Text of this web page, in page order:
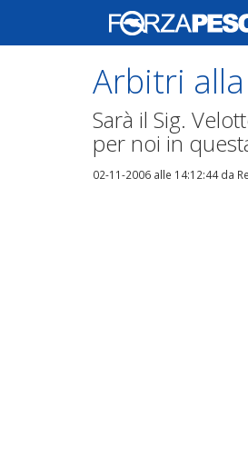
Arbitri
Sarà il Sig.
per noi in
02-11-2006 alle 14:12:44da